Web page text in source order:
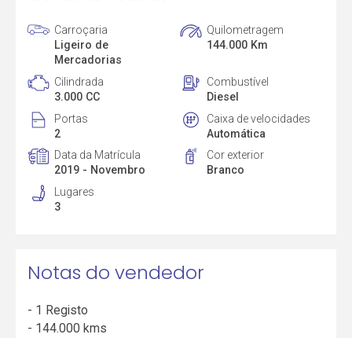
Carroçaria
Ligeiro de
Mercadorias
Quilometragem
144.000 Km
Cilindrada
3.000 CC
Combustível
Diesel
Portas
2
Caixa de velocidades
Automática
Data da Matrícula
2019 - Novembro
Cor exterior
Branco
Lugares
3
Notas do vendedor
- 1 Registo
- 144.000 kms